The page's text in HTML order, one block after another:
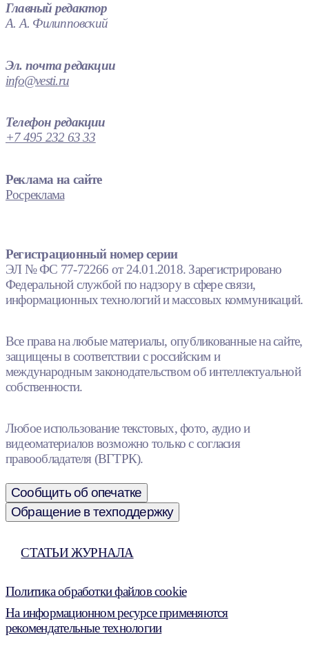
Главный редактор
А. А. Филипповский
Эл. почта редакции
info@vesti.ru
Телефон редакции
+7 495 232 63 33
Реклама на сайте
Росреклама
Регистрационный номер серии
ЭЛ № ФС 77-72266 от 24.01.2018. Зарегистрировано
Федеральной службой по надзору в сфере связи,
информационных технологий и массовых коммуникаций.
Все права на любые материалы, опубликованные на сайте,
защищены в соответствии с российским и
международным законодательством об интеллектуальной
собственности.
Любое использование текстовых, фото, аудио и
видеоматериалов возможно только с согласия
правообладателя (ВГТРК).
Сообщить об опечатке
Обращение в техподдержку
СТАТЬИ ЖУРНАЛА
Политика обработки файлов cookie
На информационном ресурсе применяются
рекомендательные технологии